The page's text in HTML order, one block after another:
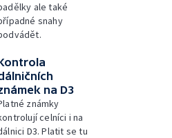
ale také
snahy
na D3
známky
celníci i na
D3. Platit se tu